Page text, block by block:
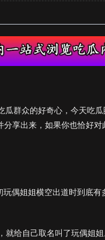
瓜群众的好奇心，今天吃
享出来，如果你也恰好
玩偶姐姐横空出道时到底有
给自己取名叫了玩偶姐